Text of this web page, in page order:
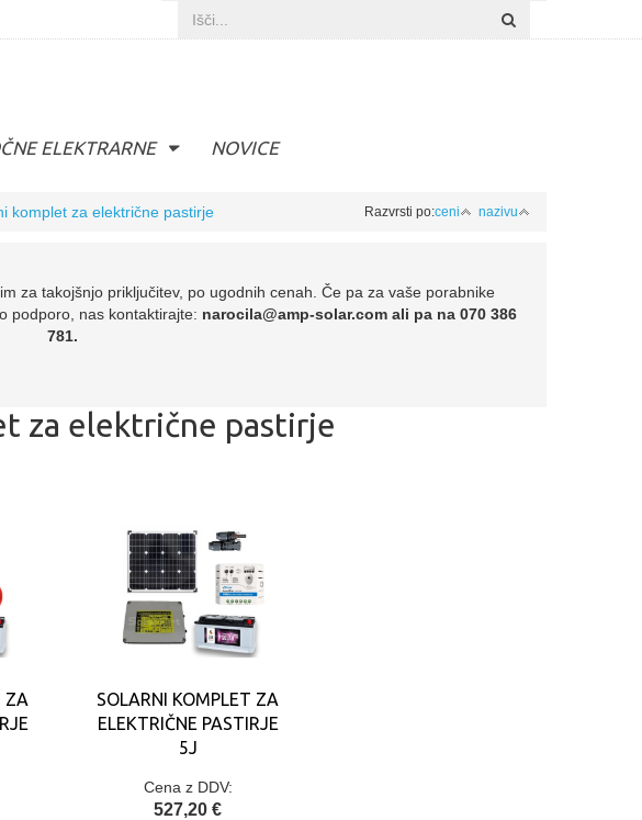
ELEKTRARNE NOVICE
komplet za električne pastirje
za takojšnjo priključitev, po ugodnih cenah. Če pa za vaše porabnike
podporo, nas kontaktirajte: narocila@amp-solar.com ali pa na 070 386
781.
Razvrsti po:ceni nazivu
za električne pastirje
ZA
SOLARNI KOMPLET ZA
ELEKTRIČNE PASTIRJE
5J
Cena z DDV:
527,20 €